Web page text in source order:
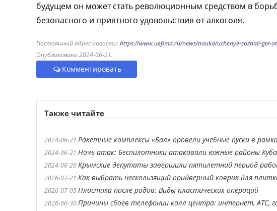
будущем он может стать революционным средством в
безопасного и приятного удовольствия от алкоголя.
Постоянный адрес новости:https://www.uefima.ru/news/nauka/uchenye-sozdali-gel-
Опубликовано 2024-06-21.
Комментировать
Также читайте
2024-06-21 Ракетные комплексы «Бал» провели учебные пуски в
2024-06-21 Ночь атак: Беспилотники атаковали южные районы
2024-06-20Крымские депутаты завершили пятилетний период
2026-07-21 Как выбрать нескользящий придверный коврик для
2026-07-05Пластика после родов: Виды пластических операций
2026-06-30Причины сбоев телефонии колл центра: интернет, АТС,